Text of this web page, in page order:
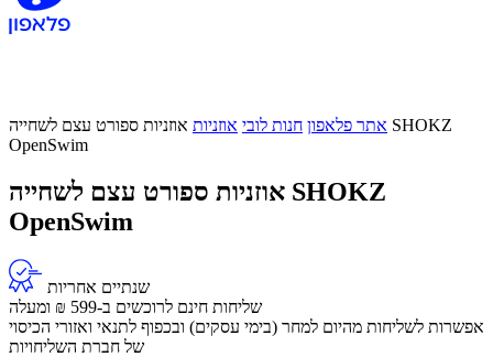
אתר פלאפון חנות לובי אוזניות אוזניות ספורט עצם לשחייה SHOKZ
OpenSwim
אוזניות ספורט עצם לשחייה SHOKZ
OpenSwim
שנתיים אחריות
שליחות חינם לרוכשים ב-599 ₪ ומעלה
אפשרות לשליחות מהיום למחר (בימי עסקים) ובכפוף לתנאי ואזורי הכיסוי
של חברת השליחויות